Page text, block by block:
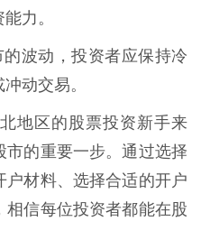
力。
波动，投资者应保持冷
动交易。
地区的股票投资新手来
的重要一步。通过选择
材料、选择合适的开户
信每位投资者都能在股